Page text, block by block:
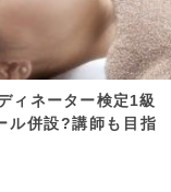
ィネーター検定1級
ル併設?講師も目指